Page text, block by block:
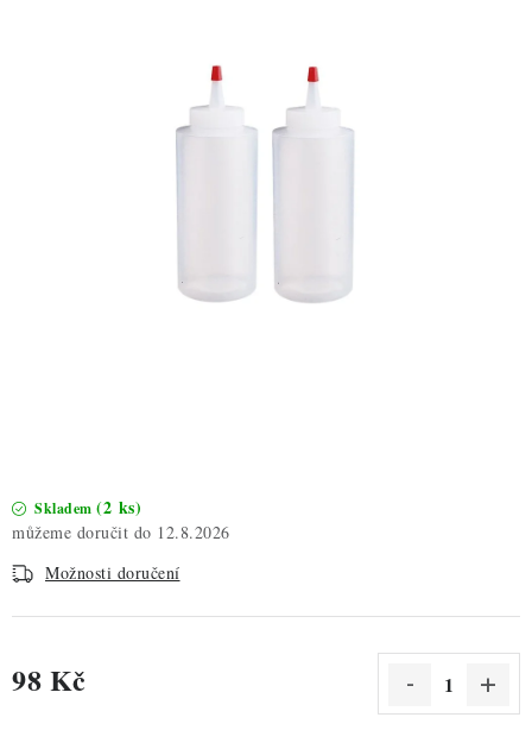
TÉMATICKÉ PRODUKTY
Nepřevzetí zásilky na dobírku
Hodnocení obchodu
Podmínky ochrany osobních údajů
Skladem (2 ks)
12.8.2026
Možnosti doručení
98 Kč